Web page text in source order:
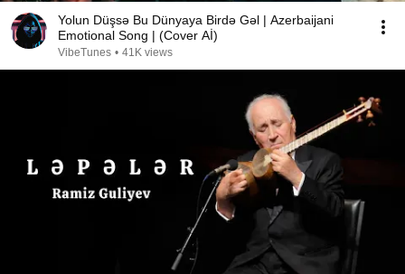
Yolun Düşsə Bu Dünyaya Birdə Gəl | Azerbaijani
Emotional Song | (Cover Aİ)
VibeTunes • 41K views